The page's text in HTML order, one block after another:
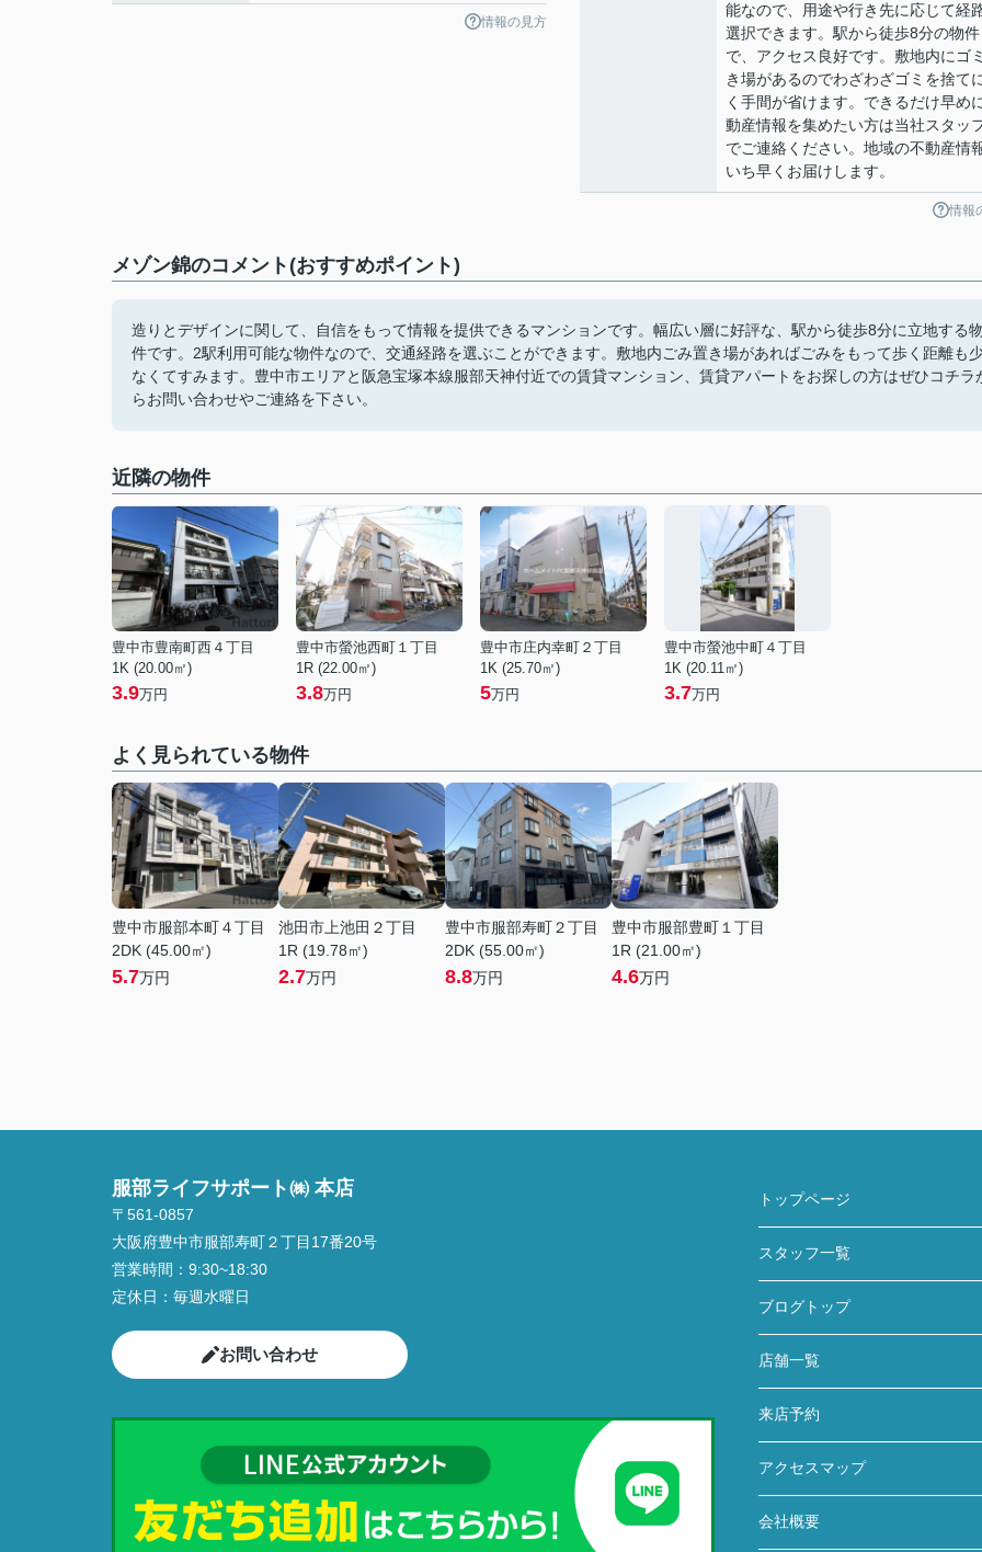
情報の見方
能なので、用途や行き先に応じて経
選択できます。駅から徒歩8分の物件
で、アクセス良好です。敷地内にゴ
き場があるのでわざわざゴミを捨て
く手間が省けます。できるだけ早め
動産情報を集めたい方は当社スタッ
でご連絡ください。地域の不動産情
いち早くお届けします。
情報
メゾン錦のコメント(おすすめポイント)
造りとデザインに関して、自信をもって情報を提供できるマンションです。幅広い層に好評な、駅から徒歩8分に立地する物
件です。2駅利用可能な物件なので、交通経路を選ぶことができます。敷地内ごみ置き場があればごみをもって歩く距離も
なくてすみます。豊中市エリアと阪急宝塚本線服部天神付近での賃貸マンション、賃貸アパートをお探しの方はぜひコチラ
らお問い合わせやご連絡を下さい。
近隣の物件
豊中市豊南町西４丁目
1K (20.00㎡)
3.9万円
豊中市螢池西町１丁目
1R (22.00㎡)
3.8万円
豊中市庄内幸町２丁目
1K (25.70㎡)
5万円
豊中市螢池中町４丁目
1K (20.11㎡)
3.7万円
よく見られている物件
豊中市服部本町４丁目
2DK (45.00㎡)
5.7万円
池田市上池田２丁目
1R (19.78㎡)
2.7万円
豊中市服部寿町２丁目
2DK (55.00㎡)
8.8万円
豊中市服部豊町１丁目
1R (21.00㎡)
4.6万円
服部ライフサポート㈱ 本店
〒561-0857
大阪府豊中市服部寿町２丁目17番20号
営業時間： 9:30~18:30
定休日： 毎週水曜日
お問い合わせ
トップページ
スタッフ一覧
ブログトップ
店舗一覧
来店予約
アクセスマップ
会社概要